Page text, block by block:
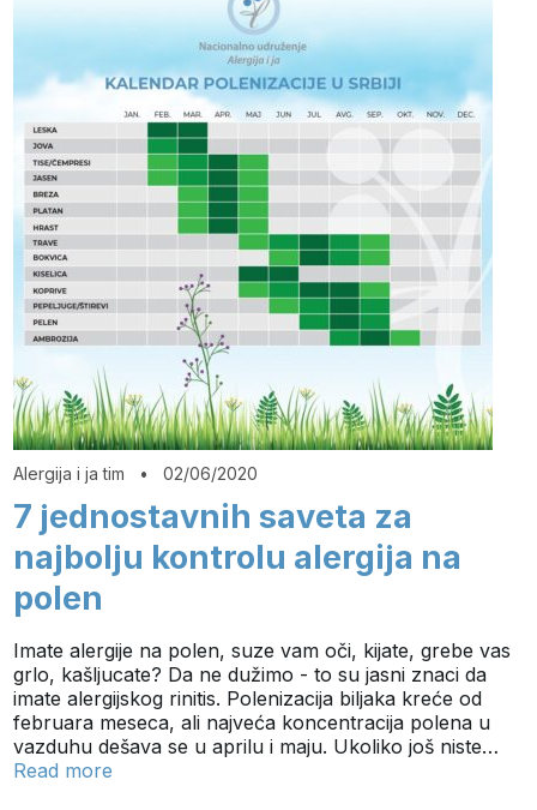
Alergija i ja tim •02/06/2020
7 jednostavnih saveta za
najbolju kontrolu alergija na
polen
Imate alergije na polen, suze vam oči, kijate, grebe vas
grlo, kašljucate? Da ne dužimo - to su jasni znaci da
imate alergijskog rinitis. Polenizacija biljaka kreće od
februara meseca, ali najveća koncentracija polena u
vazduhu dešava se u aprilu i maju. Ukoliko još niste…
Read more